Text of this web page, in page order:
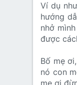
Ví dụ
hướng
nhở
được
Bố mẹ
nó con